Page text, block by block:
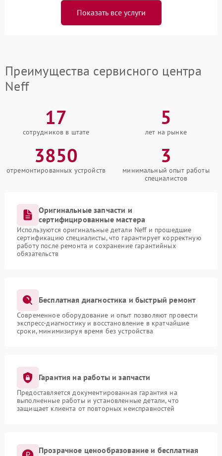
Показать все услуги
Преимущества сервисного центра
Neff
17
сотрудников в штате
5
лет на рынке
3850
отремонтированных устройств
3
минимальный опыт работы
специалистов
Оригинальные запчасти и
сертифицированные мастера
Используются оригинальные детали Neff и прошедшие
сертификацию специалисты, что гарантирует корректную
работу после ремонта и сохранение гарантийных
обязательств
Бесплатная диагностика и быстрый ремонт
Современное оборудование и опыт позволяют провести
экспресс-диагностику и восстановление в кратчайшие
сроки, минимизируя время без устройства
Гарантия на работы и запчасти
Предоставляется документированная гарантия на
выполненные работы и установленные детали, что
защищает клиента от повторных неисправностей
Прозрачное ценообразование и бесплатная